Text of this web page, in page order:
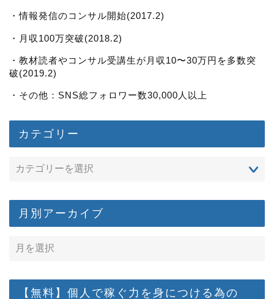
・情報発信のコンサル開始(2017.2)
・月収100万突破(2018.2)
・教材読者やコンサル受講生が月収10〜30万円を多数突
破(2019.2)
・その他：SNS総フォロワー数30,000人以上
カテゴリー
月別アーカイブ
【無料】個人で稼ぐ力を身につける為の